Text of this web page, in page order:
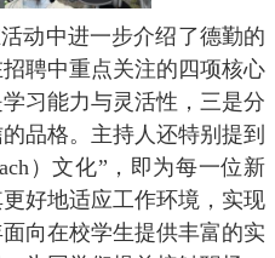
动中进一步介绍了德勤的
聘中重点关注的四项核心
习能力与灵活性，三是分
品格。主持人还特别提到
）文化”，即为每一位新
好地适应工作环境，实现
向在校学生提供丰富的实